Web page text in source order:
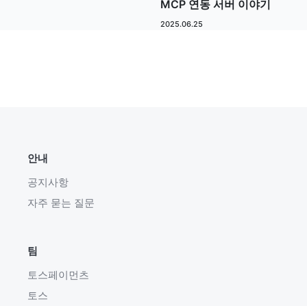
MCP 연동 서버 이야기
2025.06.25
안내
공지사항
자주 묻는 질문
팀
토스페이먼츠
토스